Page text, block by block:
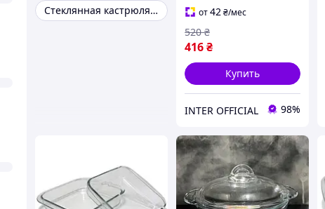
Стеклянная кастрюля 3 литра
от42₴/мес
416₴
520 ₴
Купить
INTER OFFICIAL 98%